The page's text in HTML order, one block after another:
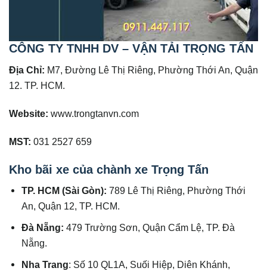
CÔNG TY TNHH DV – VẬN TẢI TRỌNG TẤN
Địa Chỉ: M7, Đường Lê Thị Riêng, Phường Thới An, Quận
12. TP. HCM.
Website: www.trongtanvn.com
MST: 031 2527 659
Kho bãi xe của chành xe Trọng Tấn
TP. HCM (Sài Gòn): 789 Lê Thị Riêng, Phường Thới
An, Quận 12, TP. HCM.
Đà Nẵng:479 Trường Sơn, Quận Cẩm Lệ, TP. Đà
Nẵng.
Nha Trang: Số 10 QL1A, Suối Hiệp, Diên Khánh,